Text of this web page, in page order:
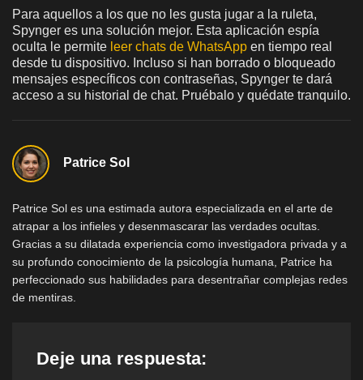
Para aquellos a los que no les gusta jugar a la ruleta,
Spynger es una solución mejor. Esta aplicación espía
oculta le permite leer chats de WhatsApp en tiempo real
desde tu dispositivo. Incluso si han borrado o bloqueado
mensajes específicos con contraseñas, Spynger te dará
acceso a su historial de chat. Pruébalo y quédate tranquilo.
Patrice Sol
Patrice Sol es una estimada autora especializada en el arte de
atrapar a los infieles y desenmascarar las verdades ocultas.
Gracias a su dilatada experiencia como investigadora privada y a
su profundo conocimiento de la psicología humana, Patrice ha
perfeccionado sus habilidades para desentrañar complejas redes
de mentiras.
Deje una respuesta: